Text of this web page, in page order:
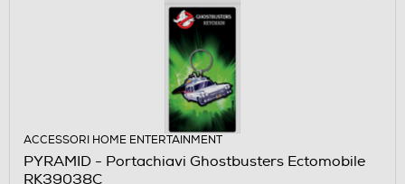
ACCESSORI HOME ENTERTAINMENT
PYRAMID - Portachiavi Ghostbusters Ectomobile
RK39038C